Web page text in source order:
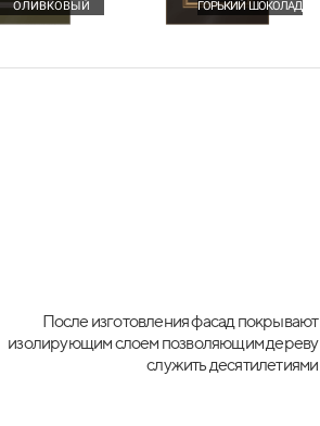
ОЛИВКОВЫЙ ГОРЬКИЙ ШОКОЛАД
После изготовления фасад покрывают
изолирующим слоем позволяющим дереву
служить десятилетиями